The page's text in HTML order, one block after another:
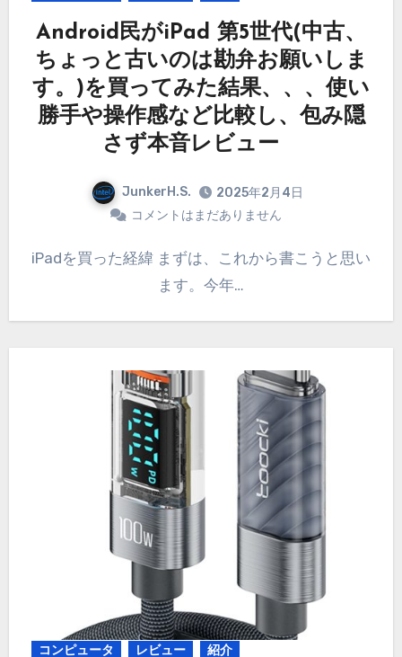
Android民がiPad 第5世代(中古、
ちょっと古いのは勘弁お願いしま
す。)を買ってみた結果、、、使い
勝手や操作感など比較し、包み隠
さず本音レビュー
JunkerH.S.
2025年2月4日
コメントはまだありません
iPadを買った経緯 まずは、これから書こうと思い
ます。今年…
コンピュータ レビュー 紹介